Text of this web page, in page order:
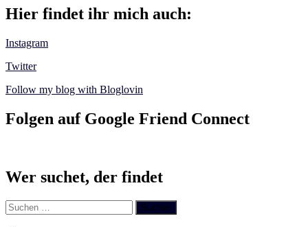
Hier findet ihr mich auch:
Instagram
Twitter
Follow my blog with Bloglovin
Folgen auf Google Friend Connect
Wer suchet, der findet
Suchen
nach: